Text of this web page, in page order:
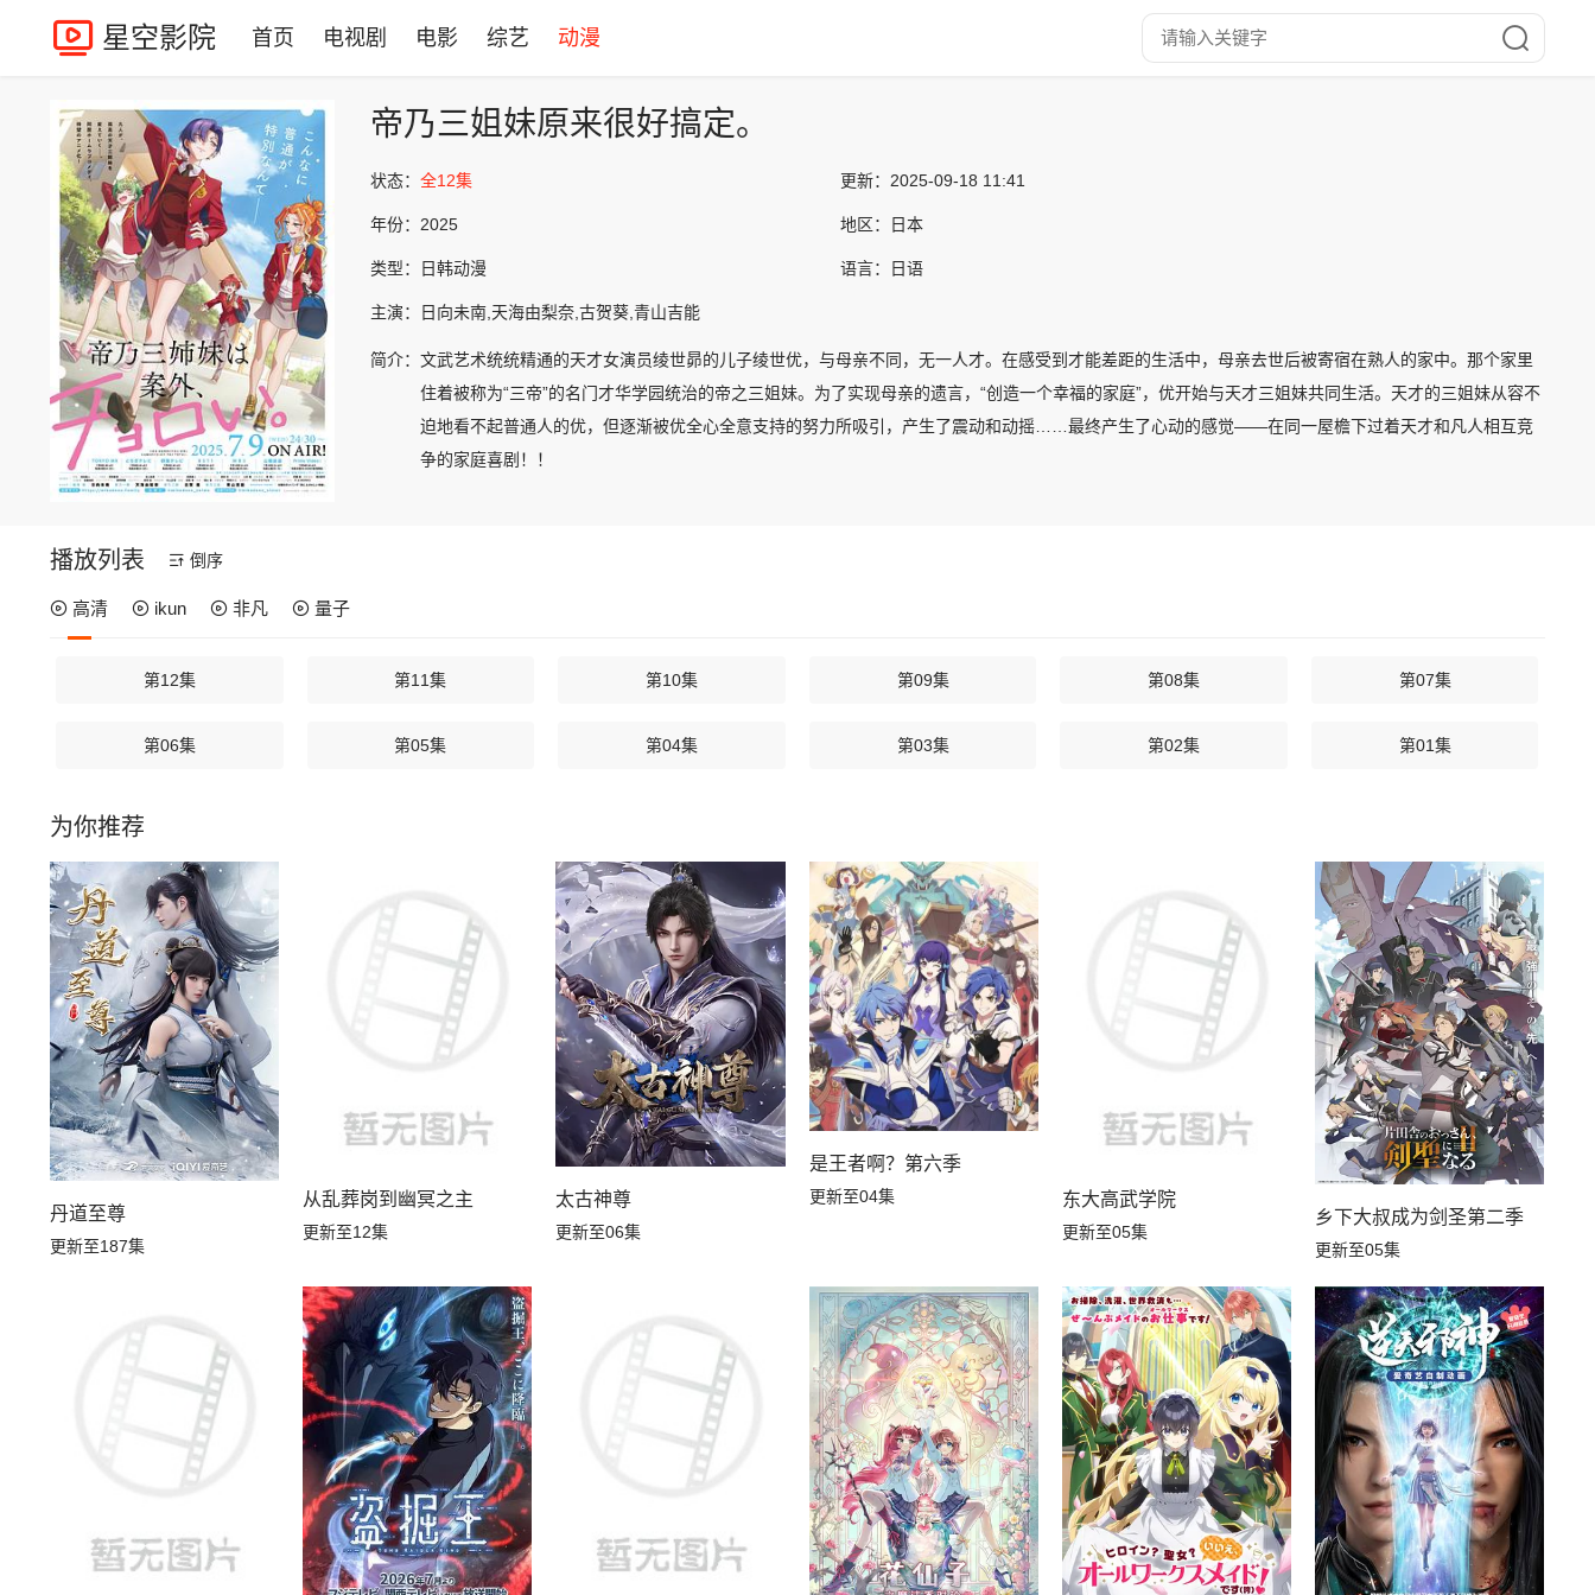
星空影院 首页 电视剧 电影 综艺 动漫
帝乃三姐妹原来很好搞定。
状态： 全12集 更新： 2025-09-18 11:41
年份： 2025 地区： 日本
类型： 日韩动漫 语言： 日语
主演： 日向未南,天海由梨奈,古贺葵,青山吉能
简介： 文武艺术统统精通的天才女演员绫世昴的儿子绫世优，与母亲不同，无一人才。在感受到才能差距的生活中，母亲去世后被寄宿在熟人的家中。那个家里
住着被称为“三帝”的名门才华学园统治的帝之三姐妹。为了实现母亲的遗言，“创造一个幸福的家庭”，优开始与天才三姐妹共同生活。天才的三姐妹从容不
迫地看不起普通人的优，但逐渐被优全心全意支持的努力所吸引，产生了震动和动摇……最终产生了心动的感觉——在同一屋檐下过着天才和凡人相互竞
争的家庭喜剧！！
播放列表 倒序
高清 ikun 非凡 量子
第12集 第11集 第10集 第09集 第08集 第07集
第06集 第05集 第04集 第03集 第02集 第01集
为你推荐
丹道至尊
更新至187集
从乱葬岗到幽冥之主
更新至12集
太古神尊
更新至06集
是王者啊？第六季
更新至04集 东大高武学院
更新至05集
乡下大叔成为剑圣第二季
更新至05集